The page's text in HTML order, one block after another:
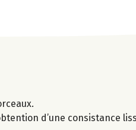
d’une consistance